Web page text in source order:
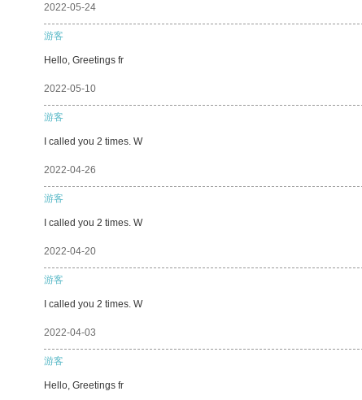
2022-05-24
游客
Hello, Greetings fr
2022-05-10
游客
I called you 2 times. W
2022-04-26
游客
I called you 2 times. W
2022-04-20
游客
I called you 2 times. W
2022-04-03
游客
Hello, Greetings fr